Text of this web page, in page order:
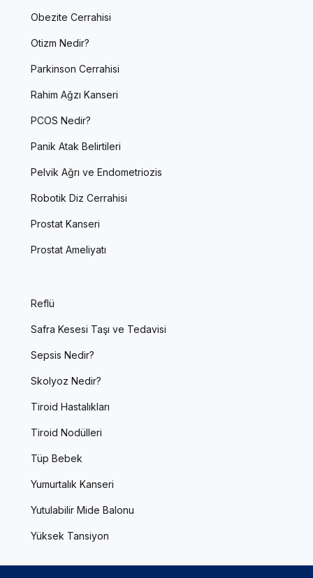
Obezite Cerrahisi
Otizm Nedir?
Parkinson Cerrahisi
Rahim Ağzı Kanseri
PCOS Nedir?
Panik Atak Belirtileri
Pelvik Ağrı ve Endometriozis
Robotik Diz Cerrahisi
Prostat Kanseri
Prostat Ameliyatı
Reflü
Safra Kesesi Taşı ve Tedavisi
Sepsis Nedir?
Skolyoz Nedir?
Tiroid Hastalıkları
Tiroid Nodülleri
Tüp Bebek
Yumurtalık Kanseri
Yutulabilir Mide Balonu
Yüksek Tansiyon